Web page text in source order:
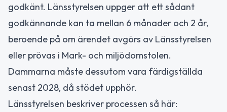
godkänt. Länsstyrelsen uppger att ett sådant
godkännande kan ta mellan 6 månader och 2 år,
beroende på om ärendet avgörs av Länsstyrelsen
eller prövas i Mark- och miljödomstolen.
Dammarna måste dessutom vara färdigställda
senast 2028, då stödet upphör.
Länsstyrelsen beskriver processen så här: